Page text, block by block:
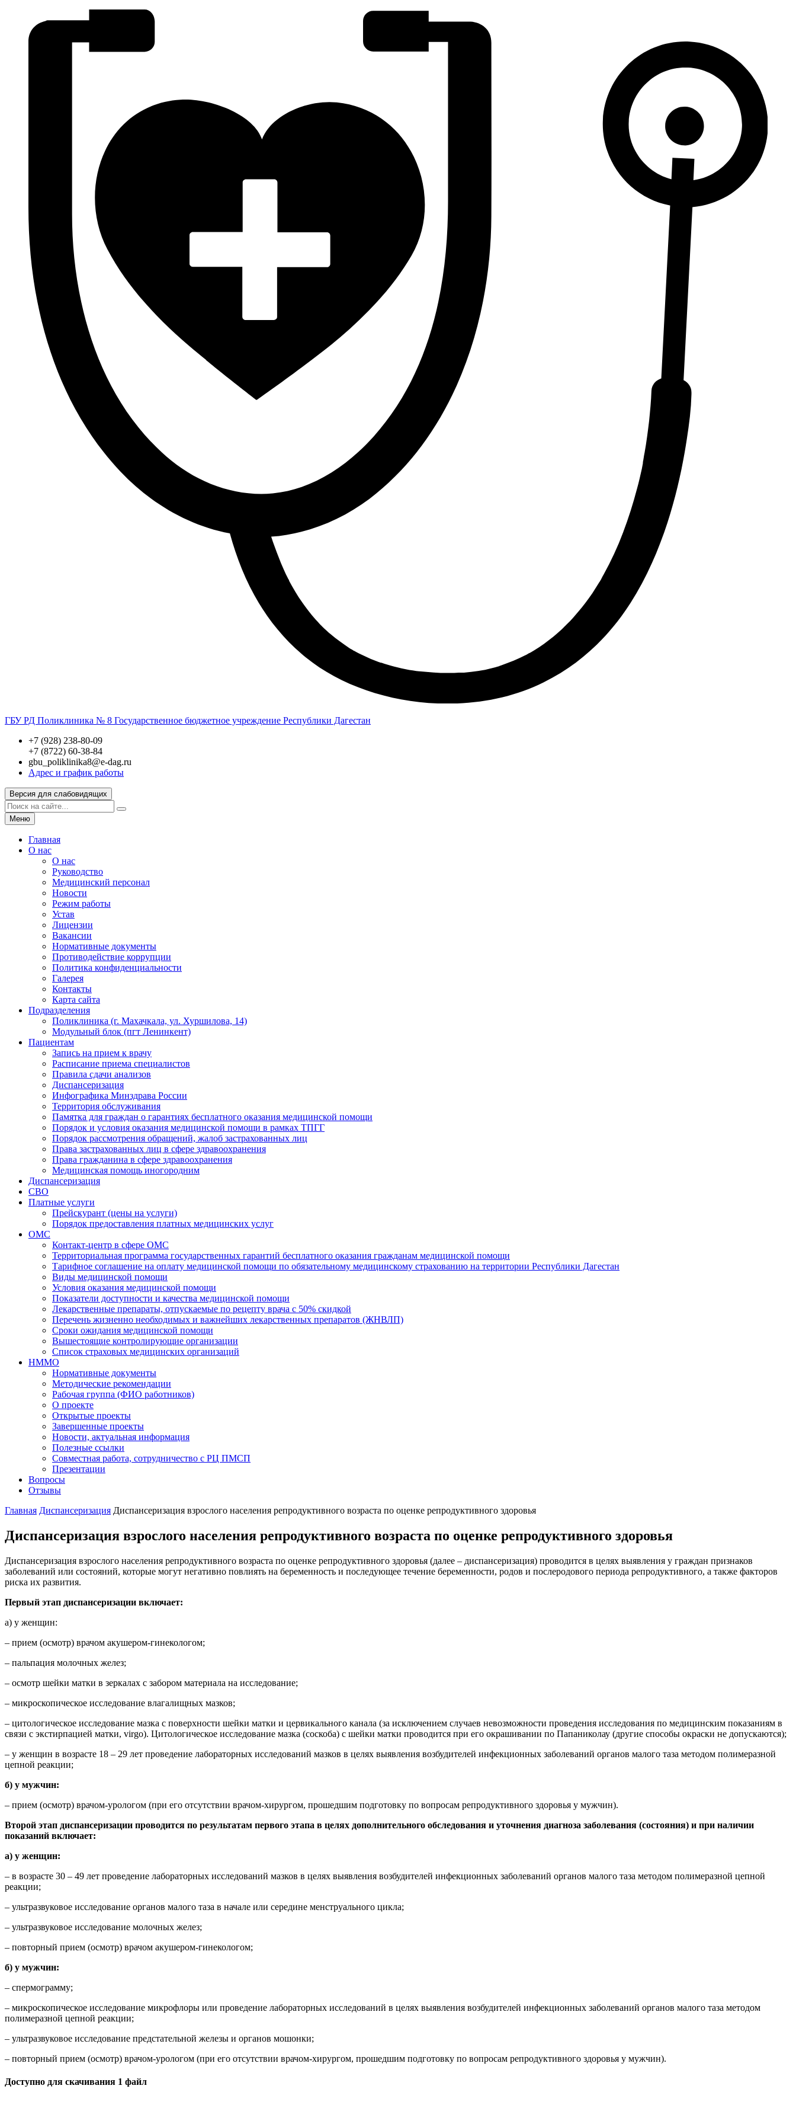
ГБУ РД Поликлиника № 8 Государственное бюджетное учреждение Республики Дагестан
+7 (928) 238-80-09
+7 (8722) 60-38-84
gbu_poliklinika8@e-dag.ru
Адрес и график работы
Версия для слабовидящих
Меню
Главная
О нас
О нас
Руководство
Медицинский персонал
Новости
Режим работы
Устав
Лицензии
Вакансии
Нормативные документы
Противодействие коррупции
Политика конфиденциальности
Галерея
Контакты
Карта сайта
Подразделения
Поликлиника (г. Махачкала, ул. Хуршилова, 14)
Модульный блок (пгт Ленинкент)
Пациентам
Запись на прием к врачу
Расписание приема специалистов
Правила сдачи анализов
Диспансеризация
Инфографика Минздрава России
Территория обслуживания
Памятка для граждан о гарантиях бесплатного оказания медицинской помощи
Порядок и условия оказания медицинской помощи в рамках ТПГГ
Порядок рассмотрения обращений, жалоб застрахованных лиц
Права застрахованных лиц в сфере здравоохранения
Права гражданина в сфере здравоохранения
Медицинская помощь иногородним
Диспансеризация
СВО
Платные услуги
Прейскурант (цены на услуги)
Порядок предоставления платных медицинских услуг
ОМС
Контакт-центр в сфере ОМС
Территориальная программа государственных гарантий бесплатного оказания гражданам медицинской помощи
Тарифное соглашение на оплату медицинской помощи по обязательному медицинскому страхованию на территории Республики Дагестан
Виды медицинской помощи
Условия оказания медицинской помощи
Показатели доступности и качества медицинской помощи
Лекарственные препараты, отпускаемые по рецепту врача с 50% скидкой
Перечень жизненно необходимых и важнейших лекарственных препаратов (ЖНВЛП)
Сроки ожидания медицинской помощи
Вышестоящие контролирующие организации
Список страховых медицинских организаций
НММО
Нормативные документы
Методические рекомендации
Рабочая группа (ФИО работников)
О проекте
Открытые проекты
Завершенные проекты
Новости, актуальная информация
Полезные ссылки
Совместная работа, сотрудничество с РЦ ПМСП
Презентации
Вопросы
Отзывы
Главная Диспансеризация Диспансеризация взрослого населения репродуктивного возраста по оценке репродуктивного здоровья
Диспансеризация взрослого населения репродуктивного возраста по оценке репродуктивного здоровья
Диспансеризация взрослого населения репродуктивного возраста по оценке репродуктивного здоровья (далее – диспансеризация) проводится в целях выявления у граждан признаков
заболеваний или состояний, которые могут негативно повлиять на беременность и последующее течение беременности, родов и послеродового периода репродуктивного, а также факторов
риска их развития.
Первый этап диспансеризации включает:
а) у женщин:
– прием (осмотр) врачом акушером-гинекологом;
– пальпация молочных желез;
– осмотр шейки матки в зеркалах с забором материала на исследование;
– микроскопическое исследование влагалищных мазков;
– цитологическое исследование мазка с поверхности шейки матки и цервикального канала (за исключением случаев невозможности проведения исследования по медицинским показаниям в
связи с экстирпацией матки, virgo). Цитологическое исследование мазка (соскоба) с шейки матки проводится при его окрашивании по Папаниколау (другие способы окраски не допускаются);
– у женщин в возрасте 18 – 29 лет проведение лабораторных исследований мазков в целях выявления возбудителей инфекционных заболеваний органов малого таза методом полимеразной
цепной реакции;
б) у мужчин:
– прием (осмотр) врачом-урологом (при его отсутствии врачом-хирургом, прошедшим подготовку по вопросам репродуктивного здоровья у мужчин).
Второй этап диспансеризации проводится по результатам первого этапа в целях дополнительного обследования и уточнения диагноза заболевания (состояния) и при наличии
показаний включает:
а) у женщин:
– в возрасте 30 – 49 лет проведение лабораторных исследований мазков в целях выявления возбудителей инфекционных заболеваний органов малого таза методом полимеразной цепной
реакции;
– ультразвуковое исследование органов малого таза в начале или середине менструального цикла;
– ультразвуковое исследование молочных желез;
– повторный прием (осмотр) врачом акушером-гинекологом;
б) у мужчин:
– спермограмму;
– микроскопическое исследование микрофлоры или проведение лабораторных исследований в целях выявления возбудителей инфекционных заболеваний органов малого таза методом
полимеразной цепной реакции;
– ультразвуковое исследование предстательной железы и органов мошонки;
– повторный прием (осмотр) врачом-урологом (при его отсутствии врачом-хирургом, прошедшим подготовку по вопросам репродуктивного здоровья у мужчин).
Доступно для скачивания 1 файл